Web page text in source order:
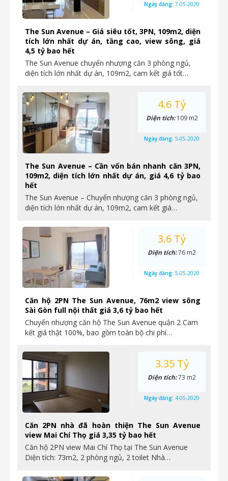
The Sun Avenue – Giá siêu tốt, 3PN, 109m2, diện
tích lớn nhất dự án, tầng cao, view sông, giá
4,5 tỷ bao hết
The Sun Avenue chuyển nhượng căn 3 phòng ngủ,
diện tích lớn nhất dự án, 109m2, cam kết giá tốt…
Ngày đăng: 7-05-2020
The Sun Avenue – Cần vốn bán nhanh căn 3PN,
109m2, diện tích lớn nhất dự án, giá 4,6 tỷ bao
hết
The Sun Avenue – Chuyển nhượng căn 3 phòng ngủ,
diện tích lớn nhất dự án, 109m2, cam kết giá…
4.6 Tỷ
Diện tích:109 m2
Ngày đăng: 5-05-2020
Căn hộ 2PN The Sun Avenue, 76m2 view sông
Sài Gòn full nội thất giá 3,6 tỷ bao hết
Chuyển nhượng căn hộ The Sun Avenue quận 2 Cam
kết giá thật 100%, bao gồm toàn bộ chi phí…
3.6 Tỷ
Diện tích:76 m2
Ngày đăng: 5-05-2020
Căn 2PN nhà đã hoàn thiện The Sun Avenue
view Mai Chí Thọ giá 3,35 tỷ bao hết
Căn hộ 2PN view Mai Chí Thọ tại The Sun Avenue
Diện tích: 73m2, 2 phòng ngủ, 2 toilet Nhà…
3.35 Tỷ
Diện tích:73 m2
Ngày đăng: 4-05-2020